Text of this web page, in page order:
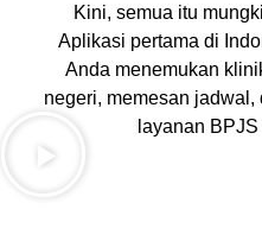
Kini, semua itu
Aplikasi pertama di
Anda menemukan
negeri, memesan
layanan